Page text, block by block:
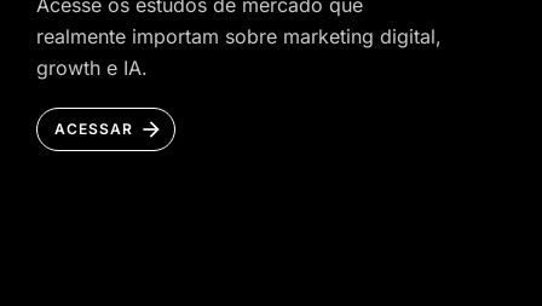
realmente importam sobre marketing digital,
growth e IA.
ACESSAR